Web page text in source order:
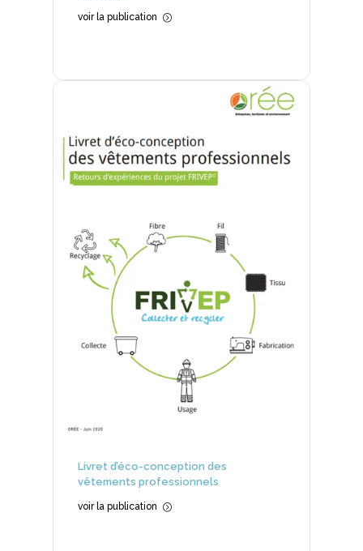
voir la publication =
Livret d’éco-conception des
vêtements professionnels
voir la publication =